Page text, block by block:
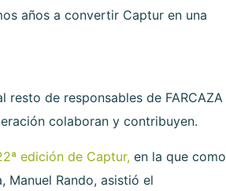
años a convertir Captur en una
de responsables de FARCAZA
colaboran y contribuyen.
edición de Captur, en la que como
Manuel Rando, asistió el